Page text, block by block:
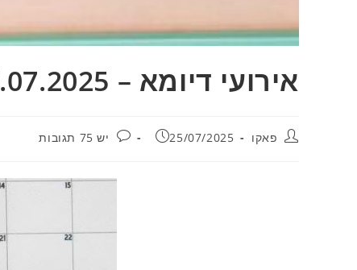
אירועי דיומא – 25.07.2025 – אופניים
מחבר:
פאקו פורסם:
25/07/2025 תגובות:
יש 75 תגובות